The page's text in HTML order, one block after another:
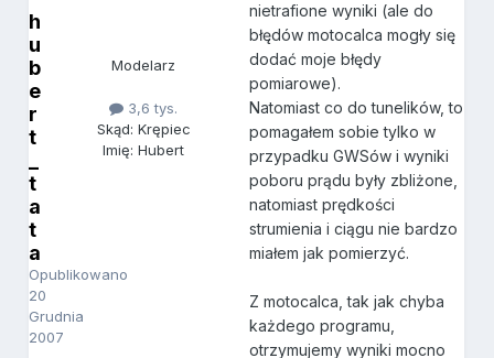
h
u
b
e
r
t
t
a
t
a
Opublikowano
20
Grudnia
2007
Modelarz
3,6 tys.
Skąd: Krępiec
Imię: Hubert
nietrafione wyniki (ale do
błędów motocalca mogły się
dodać moje błędy
pomiarowe).
Natomiast co do tunelików, to
pomagałem sobie tylko w
przypadku GWSów i wyniki
poboru prądu były zbliżone,
natomiast prędkości
strumienia i ciągu nie bardzo
miałem jak pomierzyć.
Z motocalca, tak jak chyba
każdego programu,
otrzymujemy wyniki mocno